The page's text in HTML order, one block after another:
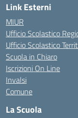
Link Esterni
MIUR
Ufficio Scolastico
Ufficio Scolastico
Scuola in Chiaro
Iscrizioni On Line
Invalsi
Comune
La Scuola